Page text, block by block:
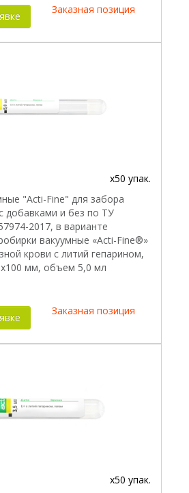
Заказная позиция
x50 упак.
"Acti-Fine" для забора
добавками и без по ТУ
2017, в варианте
вакуумные «Acti-Fine®»
крови с литий гепарином,
мм, объем 5,0 мл
Заказная позиция
x50 упак.